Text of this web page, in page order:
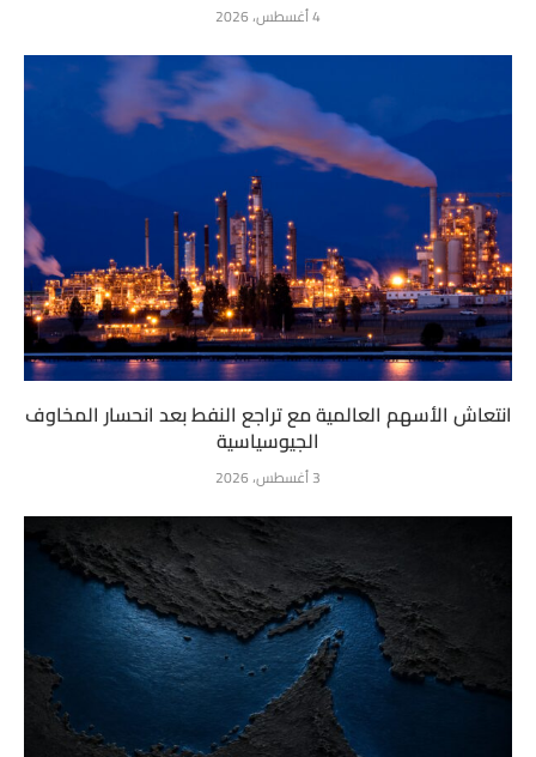
4 أغسطس، 2026
انتعاش الأسهم العالمية مع تراجع النفط بعد انحسار المخاوف
الجيوسياسية
3 أغسطس، 2026